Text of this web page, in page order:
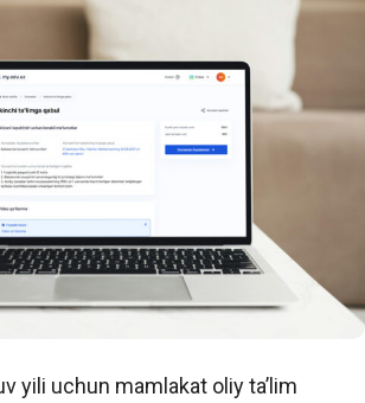
yili uchun mamlakat oliy ta’lim